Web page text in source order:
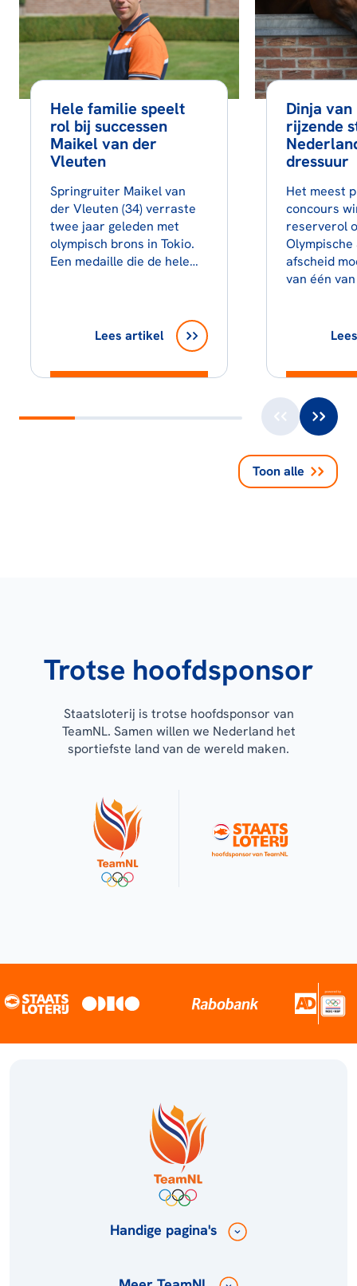
Hele familie speelt
rol bij successen
Maikel van der
Vleuten
Springruiter Maikel van
der Vleuten (34) verraste
twee jaar geleden met
olympisch brons in Tokio.
Een medaille die de hele…
Lees artikel
Dinja
rijzende
dressuur
Het meest
concours
reserverol
Olympische
afscheid
van één
Toon alle
Trotse hoofdsponsor
Staatsloterij is trotse hoofdsponsor van
TeamNL. Samen willen we Nederland het
sportiefste land van de wereld maken.
Handige pagina's